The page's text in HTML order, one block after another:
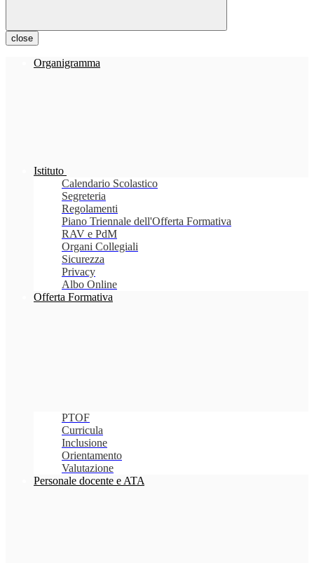
close
Organigramma
Istituto
Calendario Scolastico
Segreteria
Regolamenti
Piano Triennale dell'Offerta Formativa
RAV e PdM
Organi Collegiali
Sicurezza
Privacy
Albo Online
Offerta Formativa
PTOF
Curricula
Inclusione
Orientamento
Valutazione
Personale docente e ATA